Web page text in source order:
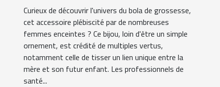
Curieux de découvrir l'univers du bola de grossesse,
cet accessoire plébiscité par de nombreuses
femmes enceintes ? Ce bijou, loin d'être un simple
ornement, est crédité de multiples vertus,
notamment celle de tisser un lien unique entre la
mère et son futur enfant. Les professionnels de
santé...